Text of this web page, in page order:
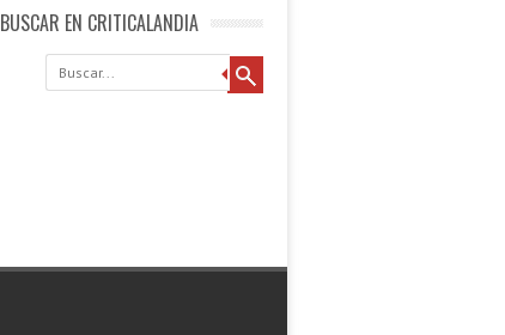
BUSCAR EN CRITICALANDIA
Buscar